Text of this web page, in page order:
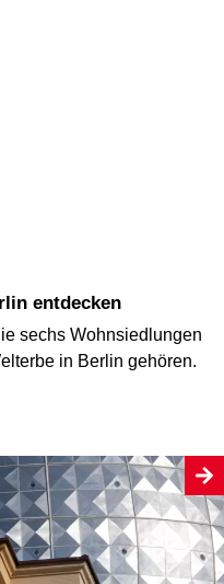
entdecken
sechs Wohnsiedlungen
in Berlin gehören.